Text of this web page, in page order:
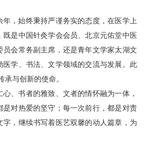
，始终秉持严谨务实的态度，在医学上
是中国针灸学会会员、北京元佑堂中医
会常务副主席，还是青年文学家太湖文
学、书法、文学领域的交流与发展。此
与创新的使命。
、书者的雅致、文者的情怀融为一体，
对热爱的坚守；每一次前行，都是对责
，继续书写着医艺双馨的动人篇章，为